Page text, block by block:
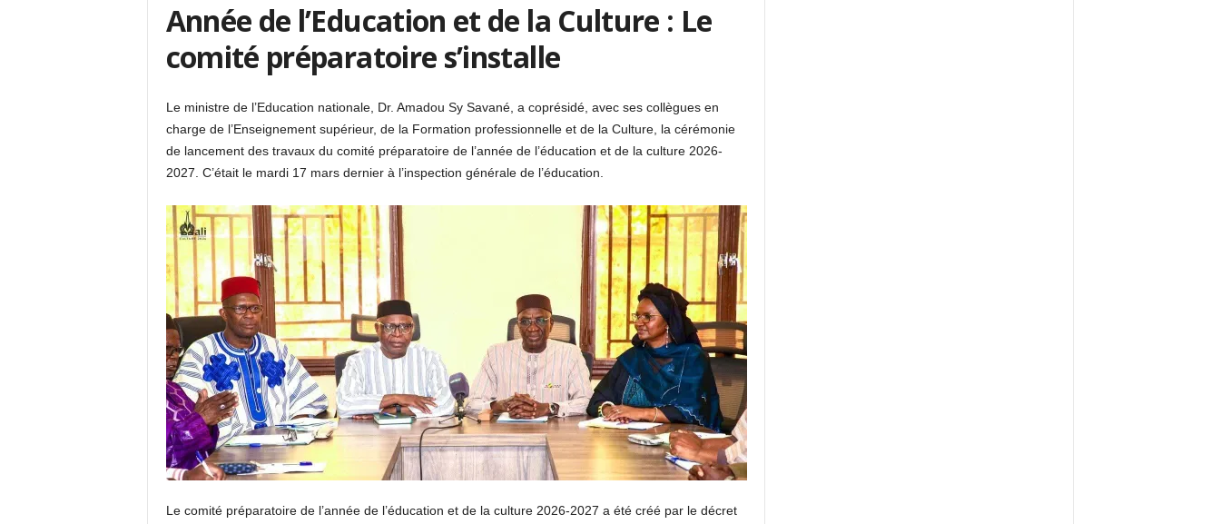
Année de l’Education et de la Culture : Le
comité préparatoire s’installe
Le ministre de l’Education nationale, Dr. Amadou Sy Savané, a coprésidé, avec ses collègues en
charge de l’Enseignement supérieur, de la Formation professionnelle et de la Culture, la cérémonie
de lancement des travaux du comité préparatoire de l’année de l’éducation et de la culture 2026-
2027. C’était le mardi 17 mars dernier à l’inspection générale de l’éducation.
Le comité préparatoire de l’année de l’éducation et de la culture 2026-2027 a été créé par le décret